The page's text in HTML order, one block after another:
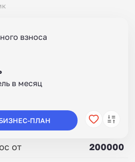
взноса
в месяц
ПЛАН
от
200000